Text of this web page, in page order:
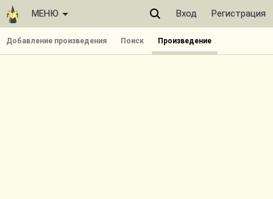
МЕНЮ Вход Регистрация
Добавление произведения Поиск Произведение